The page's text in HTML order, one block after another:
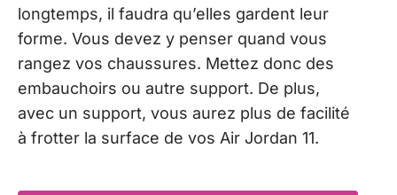
longtemps, il faudra qu’elles gardent leur
forme. Vous devez y penser quand vous
rangez vos chaussures. Mettez donc des
embauchoirs ou autre support. De plus,
avec un support, vous aurez plus de facilité
à frotter la surface de vos Air Jordan 11.